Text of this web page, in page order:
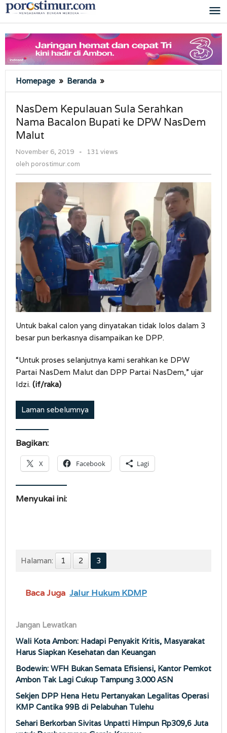
Lewati
ke
Homepage » Beranda »
Kepulauan
Sula
Serahkan
Nama
NasDem
NasDem Kepulauan Sula Serahkan
Nama Bacalon Bupati ke DPW NasDem
Malut
November 6, 2019
oleh
-
131 views
oleh porostimur.com
Untuk bakal calon yang dinyatakan tidak lolos dalam 3
besar pun berkasnya disampaikan ke DPP.
“Untuk proses selanjutnya kami serahkan ke DPW
Partai NasDem Malut dan DPP Partai NasDem,” ujar
Idzi. (if/raka)
Laman sebelumnya
Bagikan:
X Facebook Lagi
Menyukai ini:
Halaman: 1 2 3
Baca Juga Jalur Hukum KDMP
Jangan Lewatkan
Wali Kota Ambon: Hadapi Penyakit Kritis, Masyarakat
Harus Siapkan Kesehatan dan Keuangan
Bodewin: WFH Bukan Semata Efisiensi, Kantor Pemkot
Ambon Tak Lagi Cukup Tampung 3.000 ASN
Sekjen DPP Hena Hetu Pertanyakan Legalitas Operasi
KMP Cantika 99B di Pelabuhan Tulehu
Sehari Berkorban Sivitas Unpatti Himpun Rp309,6 Juta